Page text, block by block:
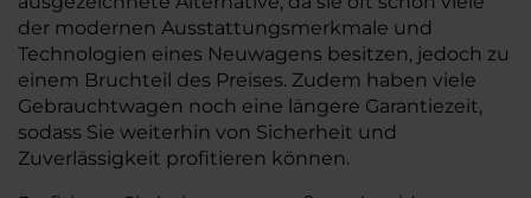
der modernen Ausstattungsmerkmale und
Technologien eines Neuwagens besitzen, jedoch zu
einem Bruchteil des Preises. Zudem haben viele
Gebrauchtwagen noch eine längere Garantiezeit,
sodass Sie weiterhin von Sicherheit und
Zuverlässigkeit profitieren können.